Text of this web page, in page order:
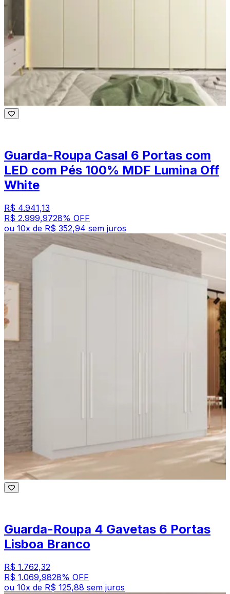
Guarda-Roupa Casal 6 Portas com
LED com Pés 100% MDF Lumina Off
White
R$ 4.941,13
R$ 2.999,9728% OFF
ou 10x de R$ 352,94 sem juros
Guarda-Roupa 4 Gavetas 6 Portas
Lisboa Branco
R$ 1.762,32
R$ 1.069,9828% OFF
ou 10x de R$ 125,88 sem juros